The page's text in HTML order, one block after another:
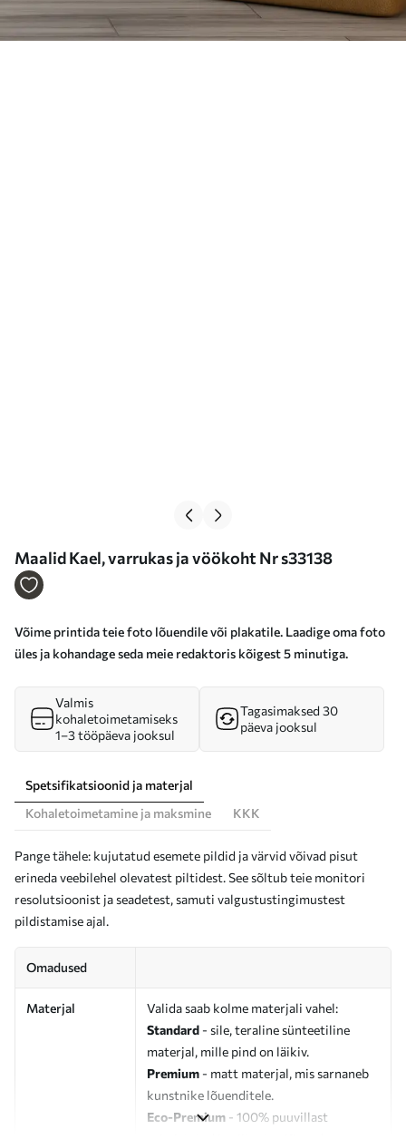
Maalid Kael, varrukas ja vöökoht Nr s33138
Võime printida teie foto lõuendile või plakatile. Laadige oma foto
üles ja kohandage seda meie redaktoris kõigest 5 minutiga.
Valmis
kohaletoimetamiseks
1–3 tööpäeva jooksul
Tagasimaksed 30
päeva jooksul
Spetsifikatsioonid ja materjal
Kohaletoimetamine ja maksmine
KKK
Pange tähele: kujutatud esemete pildid ja värvid võivad pisut
erineda veebilehel olevatest piltidest. See sõltub teie monitori
resolutsioonist ja seadetest, samuti valgustustingimustest
pildistamise ajal.
Omadused
Materjal
Valida saab kolme materjali vahel:
Standard - sile, teraline sünteetiline
materjal, mille pind on läikiv.
Premium - matt materjal, mis sarnaneb
kunstnike lõuenditele.
Eco-Premium - 100% puuvillast